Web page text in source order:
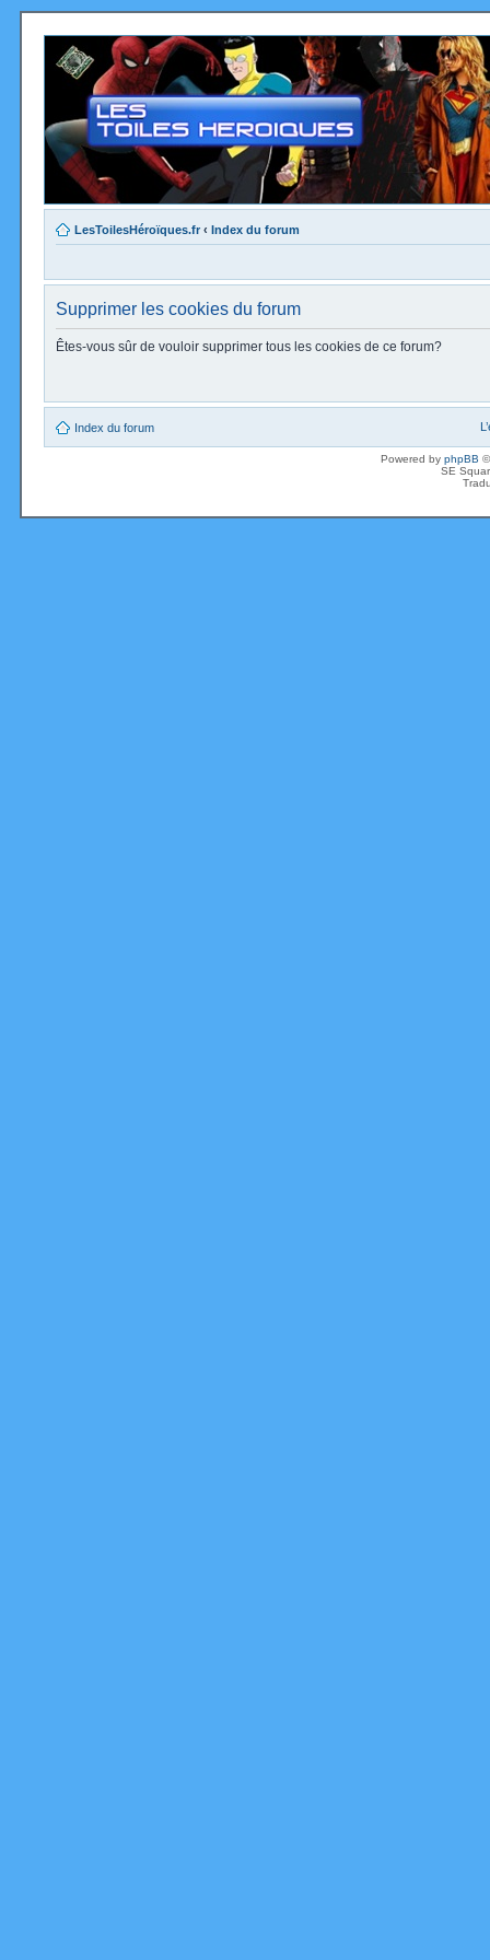
LesToilesHéroïques.fr ‹ Index du forum
Supprimer les cookies du forum
Êtes-vous sûr de vouloir supprimer tous les cookies de ce forum?
Index du forum
Powered by phpBB
SE